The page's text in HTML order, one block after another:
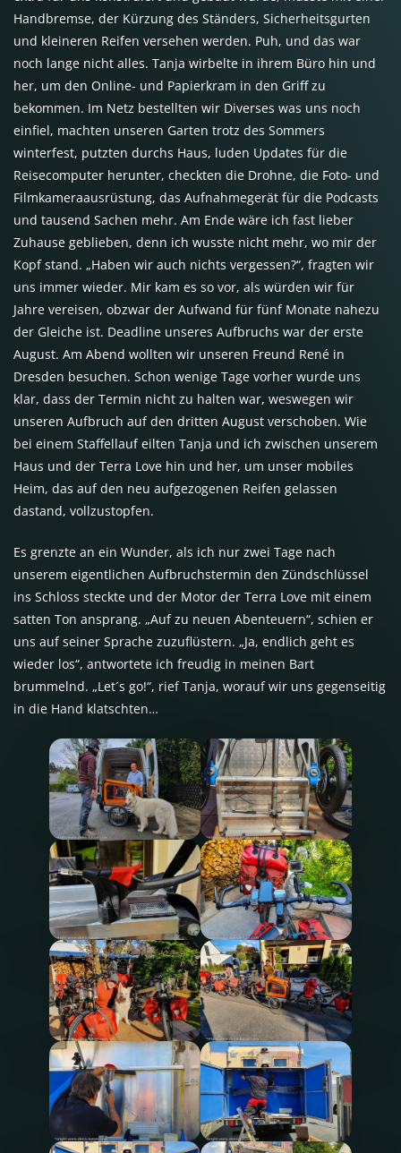
Handbremse, der Kürzung des Ständers, Sicherheitsgurten
und kleineren Reifen versehen werden. Puh, und das war
noch lange nicht alles. Tanja wirbelte in ihrem Büro hin und
her, um den Online- und Papierkram in den Griff zu
bekommen. Im Netz bestellten wir Diverses was uns noch
einfiel, machten unseren Garten trotz des Sommers
winterfest, putzten durchs Haus, luden Updates für die
Reisecomputer herunter, checkten die Drohne, die Foto- und
Filmkameraausrüstung, das Aufnahmegerät für die Podcasts
und tausend Sachen mehr. Am Ende wäre ich fast lieber
Zuhause geblieben, denn ich wusste nicht mehr, wo mir der
Kopf stand. „Haben wir auch nichts vergessen?“, fragten wir
uns immer wieder. Mir kam es so vor, als würden wir für
Jahre vereisen, obzwar der Aufwand für fünf Monate nahezu
der Gleiche ist. Deadline unseres Aufbruchs war der erste
August. Am Abend wollten wir unseren Freund René in
Dresden besuchen. Schon wenige Tage vorher wurde uns
klar, dass der Termin nicht zu halten war, weswegen wir
unseren Aufbruch auf den dritten August verschoben. Wie
bei einem Staffellauf eilten Tanja und ich zwischen unserem
Haus und der Terra Love hin und her, um unser mobiles
Heim, das auf den neu aufgezogenen Reifen gelassen
dastand, vollzustopfen.
Es grenzte an ein Wunder, als ich nur zwei Tage nach
unserem eigentlichen Aufbruchstermin den Zündschlüssel
ins Schloss steckte und der Motor der Terra Love mit einem
satten Ton ansprang. „Auf zu neuen Abenteuern“, schien er
uns auf seiner Sprache zuzuflüstern. „Ja, endlich geht es
wieder los“, antwortete ich freudig in meinen Bart
brummelnd. „Let´s go!“, rief Tanja, worauf wir uns gegenseitig
in die Hand klatschten…